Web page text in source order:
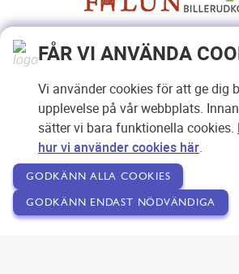
FÅR VI ANVÄNDA
Vi använder cookies för att ge dig
upplevelse på vår webbplats.
sätter vi bara funktionella cookies.
hur vi använder cookies här.
GODKÄNN ALLA COOKIES
GODKÄNN ENDAST NÖDVÄNDIGA